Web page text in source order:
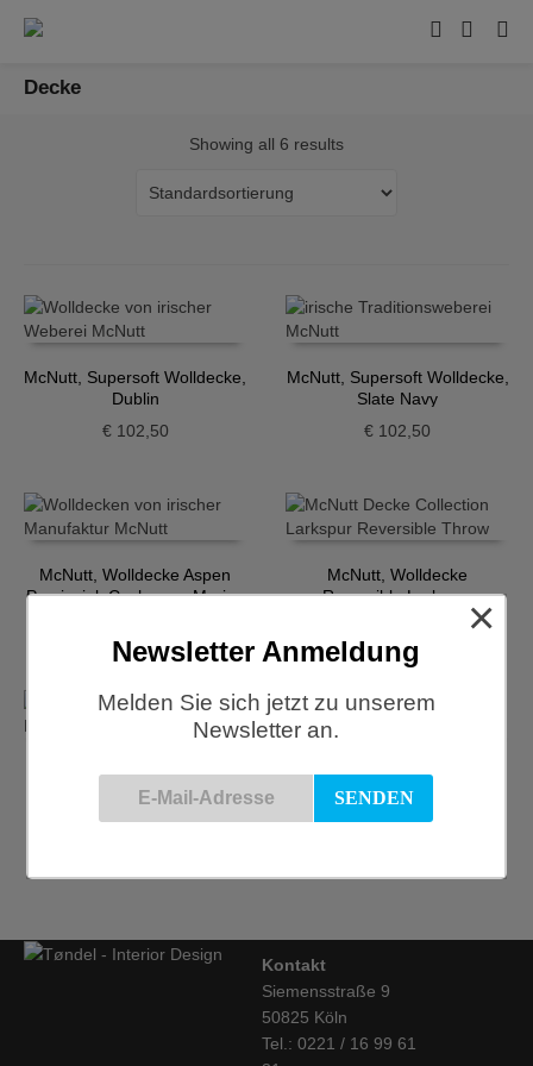
Decke
Showing all 6 results
McNutt, Supersoft Wolldecke,
Dublin
€102,50
McNutt, Supersoft Wolldecke,
Slate Navy
€ 102,50
McNutt, Wolldecke Aspen
Provincial, Cashmere-Merino
McNutt, Wolldecke
Reversible Larkspur
McNutt, Wolldecke Seaspray
Reversible
€82,50
McNutt, Wolldecke, Fireside
Check
€70,00
Kontakt
Siemensstraße 9
50825 Köln
Tel.: 0221 / 16 99 61
Newsletter Anmeldung
Melden Sie sich jetzt zu unserem
Newsletter an.
×